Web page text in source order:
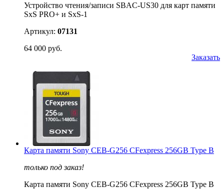
Устройство чтения/записи SBAC-US30 для карт памяти
SxS PRO+ и SxS-1
Артикул: 07131
64 000 руб.
Заказать
Карта памяти Sony CEB-G256 CFexpress 256GB Type B
только под заказ!
Карта памяти Sony CEB-G256 CFexpress 256GB Type B